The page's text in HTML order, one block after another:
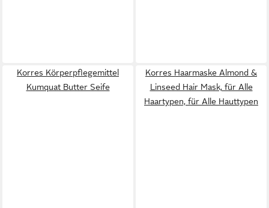
Korres Körperpflegemittel
Kumquat Butter Seife
Korres Haarmaske Almond &
Linseed Hair Mask, für Alle
Haartypen, für Alle Hauttypen